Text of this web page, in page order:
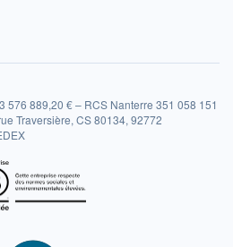
576 889,20 € – RCS Nanterre 351 058 151
Traversière, CS 80134, 92772